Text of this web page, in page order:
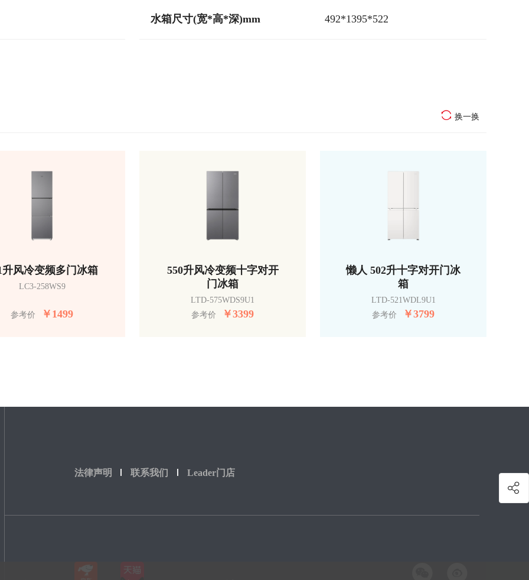
水箱尺寸(宽*高*深)mm 492*1395*522
换一换
升风冷变频多门冰箱
LC3-258WS9
参考价 ￥ 1499
550升风冷变频十字对开
门冰箱
LTD-575WDS9U1
参考价
￥3399
懒人 502升十字对开门冰
箱
LTD-521WDL9U1
参考价
￥3799
法律声明 联系我们 Leader门店